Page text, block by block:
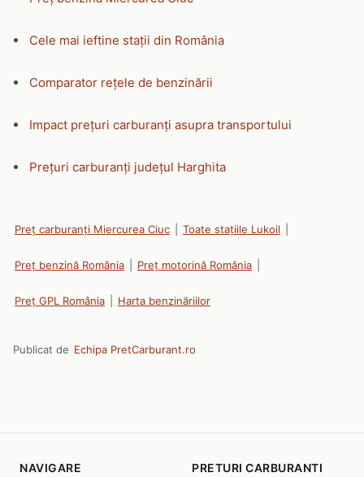
Cele mai ieftine stații din România
Comparator rețele de benzinării
Impact prețuri carburanți asupra transportului
Prețuri carburanți județul Harghita
Preț carburanți Miercurea Ciuc Toate stațiile Lukoil
Preț benzină România Preț motorină România
Preț GPL România Harta benzinăriilor
Publicat de Echipa PretCarburant.ro
NAVIGARE PRETURI CARBURANTI